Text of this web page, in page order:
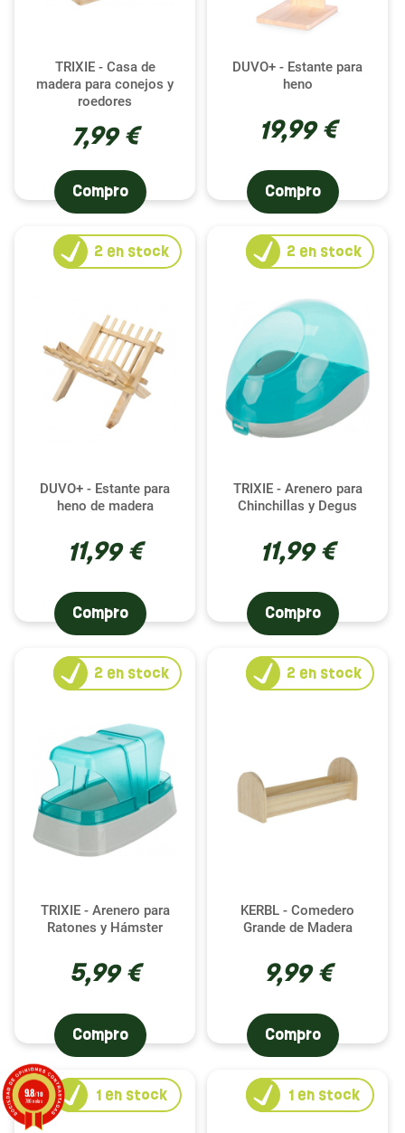
TRIXIE - Casa de
madera para conejos y
roedores
7,99 €
Compro
DUVO+ - Estante para
heno
19,99 €
Compro
DUVO+ - Estante para
heno de madera
11,99 €
2 en stock
Compro
TRIXIE - Arenero para
Chinchillas y Degus
11,99 €
2 en stock
Compro
TRIXIE - Arenero para
Ratones y Hámster
5,99 €
2 en stock
Compro
KERBL - Comedero
Grande de Madera
9,99 €
2 en stock
Compro
1en stock 1en stock
9.8/10
786 notas